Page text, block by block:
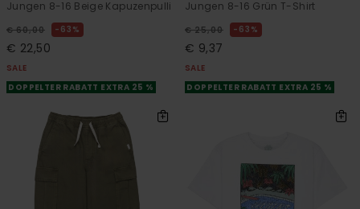
Jungen 8-16 Beige Kapuzenpulli
€ 60,00 63%
€ 22,50
SALE
DOPPELTER RABATT EXTRA 25 %
Jungen 8-16 Grün T-Shirt
€ 25,00 63%
€ 9,37
SALE
DOPPELTER RABATT EXTRA 25 %